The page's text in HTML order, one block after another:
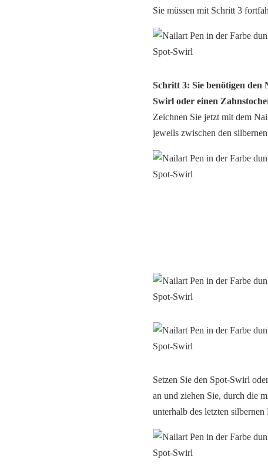
Sie müssen mit Schritt 3
Schritt 3: Sie benötigen
Swirl oder einen
Zeichnen Sie jetzt mit dem
jeweils zwischen den
Setzen Sie den Spot-Swirl
an und ziehen Sie, durch die
unterhalb des letzten silbernen